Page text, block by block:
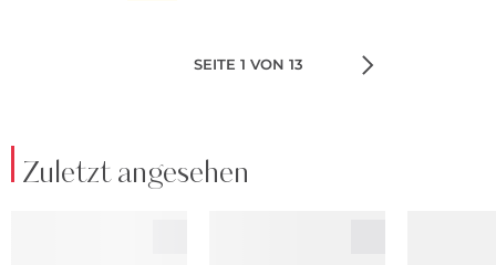
SEITE 1 VON 13
Zuletzt angesehen